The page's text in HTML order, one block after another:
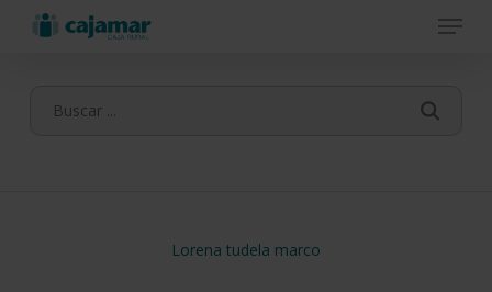
Menu
Lorena tudela marco